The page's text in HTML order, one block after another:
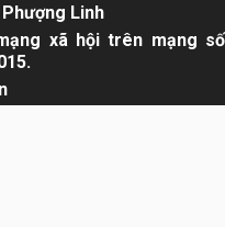
Linh
xã hội trên mạng số